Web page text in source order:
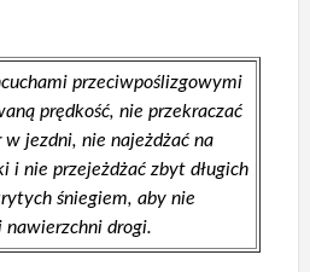
przeciwpoślizgowymi
prędkość, nie przekraczać
jezdni, nie najeżdżać na
i nie przejeżdżać zbyt długich
śniegiem, aby nie
nawierzchni drogi.